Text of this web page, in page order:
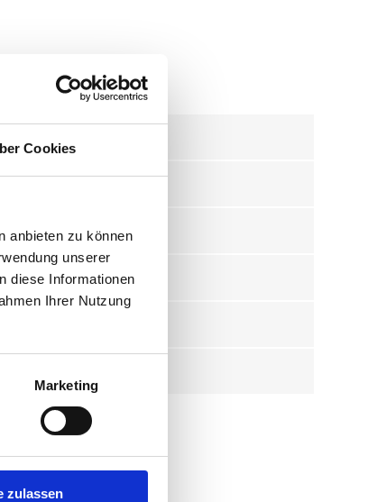
Cookies
anbieten zu können
unserer
diese Informationen
Ihrer Nutzung
Marketing
zulassen
/ PU